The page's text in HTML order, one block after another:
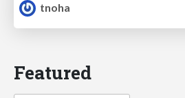
tnoha
Featured